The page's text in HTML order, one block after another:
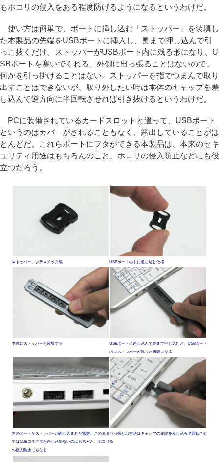
もホコリの侵入をある程度防げるようになるというわけだ。
使い方は簡単で、ポートに挿し込む「ストッパー」を装填し
た本製品の先端をUSBポートに挿入し、奥まで押し込んで引
っこ抜くだけ。ストッパーがUSBポート内に残る形になり、U
SBポートを塞いでくれる。外側に出っ張ることはないので、
何かを引っ掛けることはない。ストッパーを指でつまんで取り
出すことはできないが、取り外したい時は本体のキャップを差
し込んで逆方向に半回転させれば引き抜けるというわけだ。
PCに装備されているカードスロットと違って、USBポート
というのはカバーがされることもなく、露出していることがほ
とんどだ。これらポートにフタができる本製品は、本来のセキ
ュリティ用途はもちろんのこと、ホコリの侵入防止などにも役
立つだろう。
ストッパー。プラスチック製 USBポートの中に差し込む仕様
本体にストッパーを装填する
USBポートに差し込んで奥まで押し込むと、USBポート
内にストッパーが残った状態になる
左のポートがストッパーが差し込まれた状態。このまま
ではUSBコネクタを差し込めないのはもちろん、ホコリ
の侵入防止にもなる
引っ張り出す時はキャップの先端を差し込み半回転させ
る